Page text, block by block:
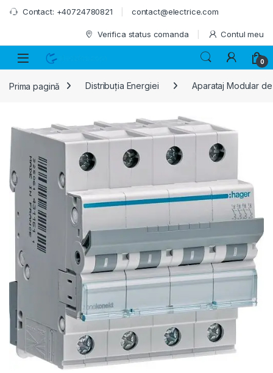
Skip to navigation
Skip to content
Contact: +40724780821 contact@electrice.com
Verifica status comanda Contul meu
0
Prima pagină Distribuția Energiei Aparataj Modular